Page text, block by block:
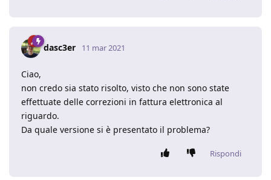
dasc3er 11 mar 2021
Ciao,
non credo sia stato risolto, visto che non sono state
effettuate delle correzioni in fattura elettronica al
riguardo.
Da quale versione si è presentato il problema?
Rispondi